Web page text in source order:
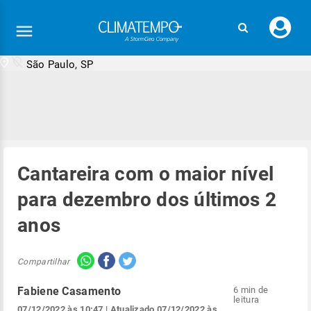
seu
São Paulo, SP
Cantareira com o maior nível
para dezembro dos últimos 2
anos
Compartilhar
Fabiene Casamento
6 min de
leitura